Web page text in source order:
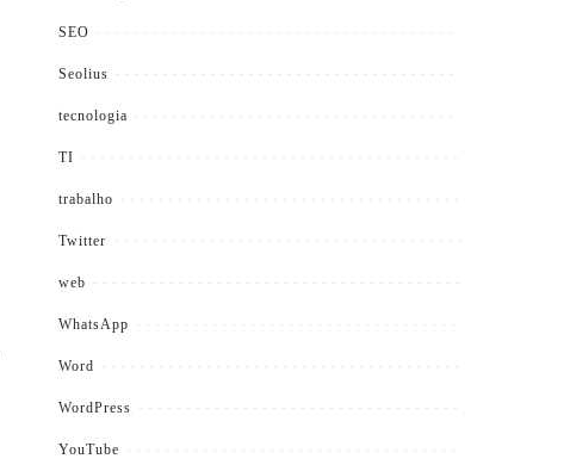
SEO
Seolius
tecnologia
TI
trabalho
Twitter
web
WhatsApp
Word
WordPress
YouTube